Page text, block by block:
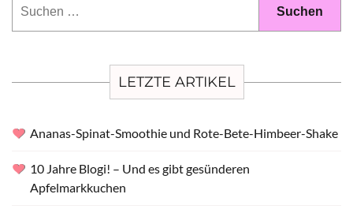
LETZTE ARTIKEL
Ananas-Spinat-Smoothie und Rote-Bete-Himbeer-Shake
10 Jahre Blogi! – Und es gibt gesünderen
Apfelmarkkuchen